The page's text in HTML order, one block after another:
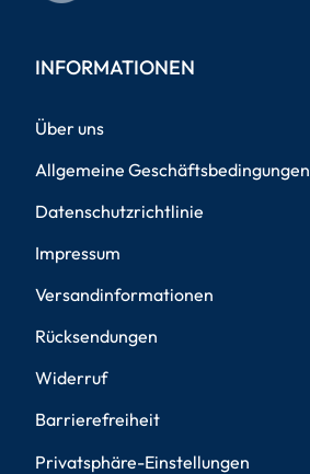
INFORMATIONEN
Über uns
Allgemeine Geschäftsbedingungen
Datenschutzrichtlinie
Impressum
Versandinformationen
Rücksendungen
Widerruf
Barrierefreiheit
Privatsphäre-Einstellungen